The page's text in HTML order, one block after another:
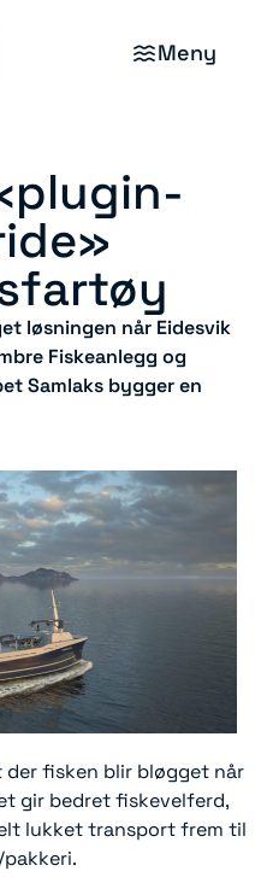
Meny
løsningen når Eidesvik
Fiskeanlegg og
Samlaks bygger en
der fisken blir bløgget når
gir bedret fiskevelferd,
lukket transport frem til